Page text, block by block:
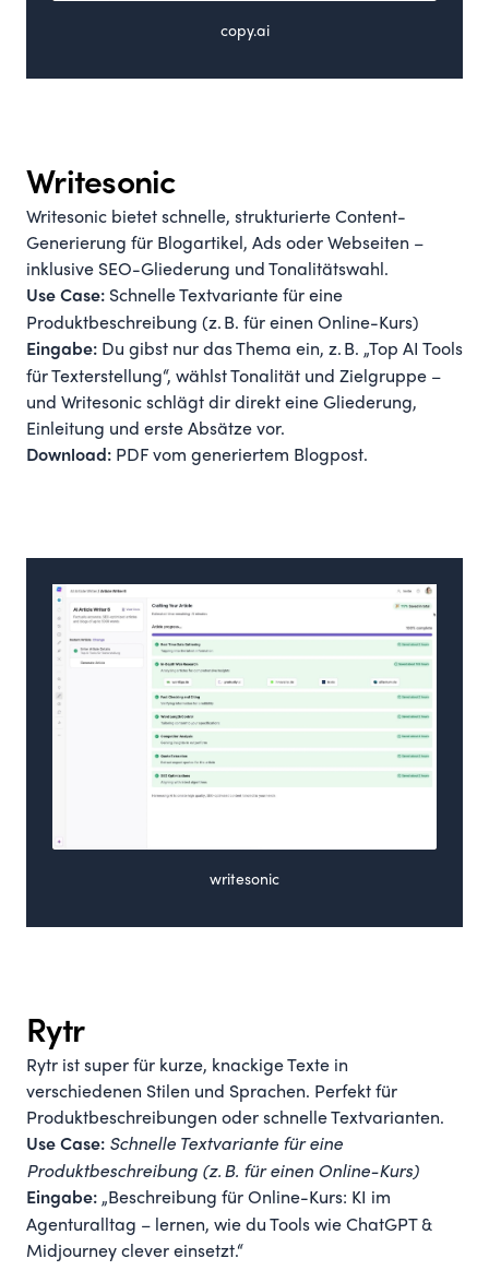
copy.ai
Writesonic
Writesonic bietet schnelle, strukturierte Content-
Generierung für Blogartikel, Ads oder Webseiten –
inklusive SEO-Gliederung und Tonalitätswahl.
Use Case: Schnelle Textvariante für eine
Produktbeschreibung (z. B. für einen Online-Kurs)
Eingabe: Du gibst nur das Thema ein, z. B. „Top AI Tools
für Texterstellung“, wählst Tonalität und Zielgruppe –
und Writesonic schlägt dir direkt eine Gliederung,
Einleitung und erste Absätze vor.
Download: PDF vom generiertem Blogpost.
writesonic
Rytr
Rytr ist super für kurze, knackige Texte in
verschiedenen Stilen und Sprachen. Perfekt für
Produktbeschreibungen oder schnelle Textvarianten.
Use Case: Schnelle Textvariante für eine
Produktbeschreibung (z. B. für einen Online-Kurs)
Eingabe: „Beschreibung für Online-Kurs: KI im
Agenturalltag – lernen, wie du Tools wie ChatGPT &
Midjourney clever einsetzt.“